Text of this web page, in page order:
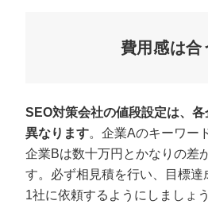
費用感は合
SEO対策会社の値段設定は、各
異なります。企業Aのキーワー
企業Bは数十万円とかなりの差
す。必ず相見積を行い、目標達
1社に依頼するようにしましょう